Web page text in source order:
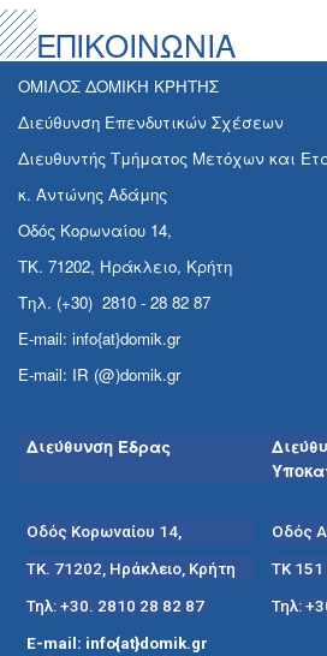
ΕΠΙΚΟΙΝΩΝΙΑ
ΟΜΙΛΟΣ ΔΟΜΙΚΗ ΚΡΗΤΗΣ
Διεύθυνση Επενδυτικών Σχέσεων
Διευθυντής Τμήματος Μετόχων και
κ. Αντώνης Αδάμης
Οδός Κορωναίου 14,
ΤΚ. 71202, Ηράκλειο, Κρήτη
Τηλ. (+30) 2810 - 28 82 87
E-mail: info{at}domik.gr
E-mail: IR (@)domik.gr
Διεύθυνση Έδρας
Οδός Κορωναίου 14,
ΤΚ. 71202, Ηράκλειο, Κρήτη
Τηλ: +30. 2810 28 82 87
Οδός
ΤΚ 151
Τηλ:
E-mail: info{at}domik.gr